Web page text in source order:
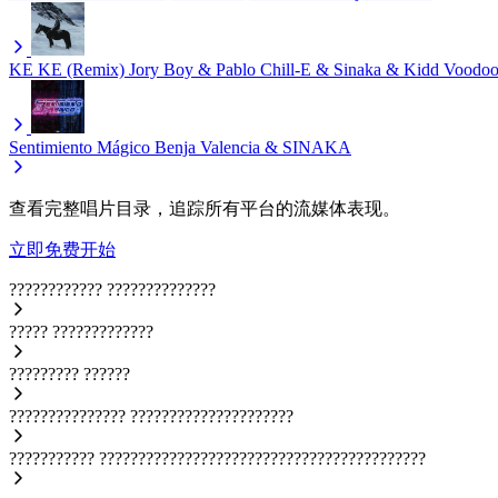
KE KE (Remix) Jory Boy & Pablo Chill-E & Sinaka & Kidd
Sentimiento Mágico Benja Valencia & SINAKA
查看完整唱片目录，追踪所有平台的流媒体表现。
立即免费开始
???????????? ??????????????
????? ?????????????
????????? ??????
??????????????? ?????????????????????
??????????? ??????????????????????????????????????????